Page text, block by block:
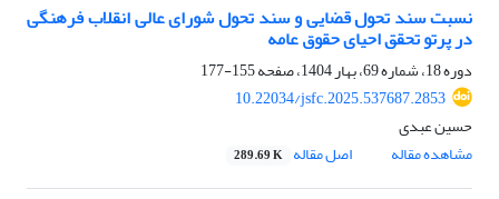
نسبت سند تحول قضایی و سند تحول شورای عالی انقلاب فرهنگی
در پرتو تحقق احیای حقوق عامه
دوره 18، شماره 69، بهار 1404، صفحه
155-177
10.22034/jsfc.2025.537687.2853
حسین عبدی
مشاهده مقاله
اصل مقاله 289.69 K